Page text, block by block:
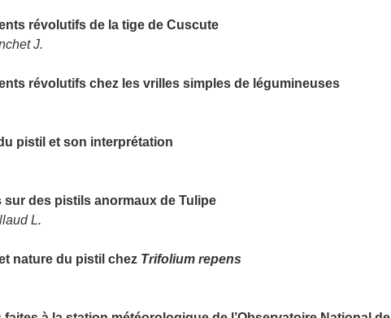
révolutifs de la tige de Cuscute
J.
révolutifs chez les vrilles simples de légumineuses
pistil et son interprétation
sur des pistils anormaux de Tulipe
L.
nature du pistil chez Trifolium repens